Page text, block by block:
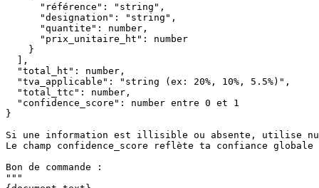
      "référence": "string",
      "designation": "string",
      "quantite": number,
      "prix_unitaire_ht": number
    }
  ],
  "total_ht": number,
  "tva_applicable": "string (ex: 20%, 10%, 5.5%)",
  "total_ttc": number,
  "confidence_score": number entre 0 et 1
}
Si une information est illisible ou absente, utilise
Le champ confidence_score reflète ta confiance
Bon de commande :
"""